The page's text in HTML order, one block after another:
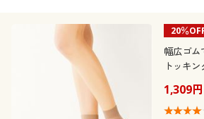
20％
幅広ゴム
トッキ
1,309円